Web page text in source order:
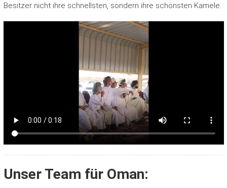
Besitzer nicht ihre schnellsten, sondern ihre schönsten Kamele.
Unser Team für Oman: